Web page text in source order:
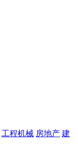
工程机械 房地产 建